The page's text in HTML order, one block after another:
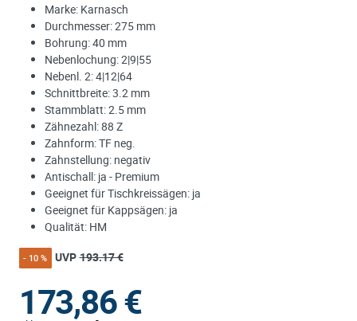
Marke: Karnasch
Durchmesser: 275 mm
Bohrung: 40 mm
Nebenlochung: 2|9|55
Nebenl. 2: 4|12|64
Schnittbreite: 3.2 mm
Stammblatt: 2.5 mm
Zähnezahl: 88 Z
Zahnform: TF neg.
Zahnstellung: negativ
Antischall: ja - Premium
Geeignet für Tischkreissägen: ja
Geeignet für Kappsägen: ja
Qualität: HM
- 10 % UVP 193.17 €
173,86€